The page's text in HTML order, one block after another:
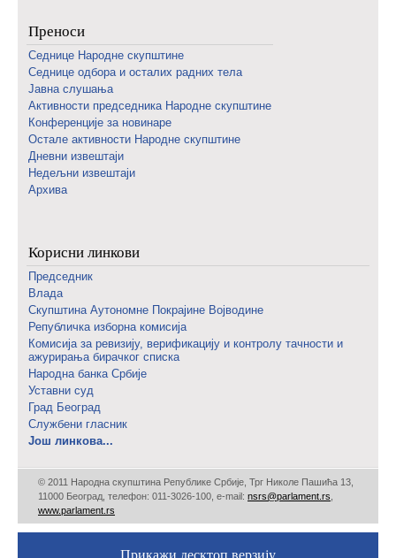
Преноси
Седнице Народне скупштине
Седнице одбора и осталих радних тела
Јавна слушања
Активности председника Народне скупштине
Конференције за новинаре
Oстале активности Народне скупштине
Дневни извештаји
Недељни извештаји
Архива
Корисни линкови
Председник
Влада
Скупштина Аутономне Покрајине Војводине
Републичка изборна комисија
Комисија за ревизију, верификацију и контролу тачности и
ажурирања бирачког списка
Народна банка Србије
Уставни суд
Град Београд
Службени гласник
Још линкова...
© 2011 Народна скупштина Републике Србије, Трг Николе Пашића 13,
11000 Београд, телефон: 011-3026-100, е-mail: nsrs@parlament.rs
www.parlament.rs
Прикажи десктоп верзију